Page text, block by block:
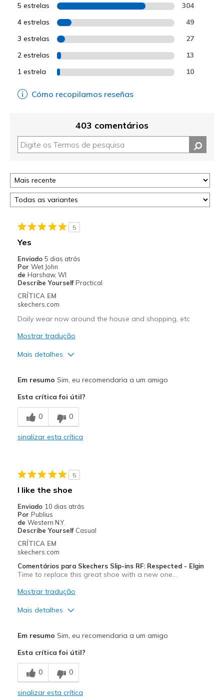
5 estrelas 304
4 estrelas 49
3 estrelas 27
2 estrelas 13
1 estrela 10
Cómo recopilamos reseñas
403 comentários
5
Yes
Enviado 5 dias atrás
Por Wet John
de Harshaw, WI
Describe Yourself Practical
CRÍTICA EM
skechers.com
Daily wear now around the house and shopping, etc
Mostrar tradução
Mais detalhes
Comfortable
Melhores utilizações
Casual Wear
Sizing
Feels half size too small
View On Shoes
Em resumo Sim, eu recomendaria a um amigo
Esta crítica foi útil?
0 0
sinalizar esta crítica
5
I like the shoe
Enviado 10 dias atrás
Por Publius
de Western N.Y.
Describe Yourself Casual
CRÍTICA EM
skechers.com
Comentários para Skechers Slip-ins RF: Respected - Elgin
Time to replace this great shoe with a new one…
Mostrar tradução
Mais detalhes
Comfortable
Durable
Em resumo Sim, eu recomendaria a um amigo
Esta crítica foi útil?
0 0
sinalizar esta crítica